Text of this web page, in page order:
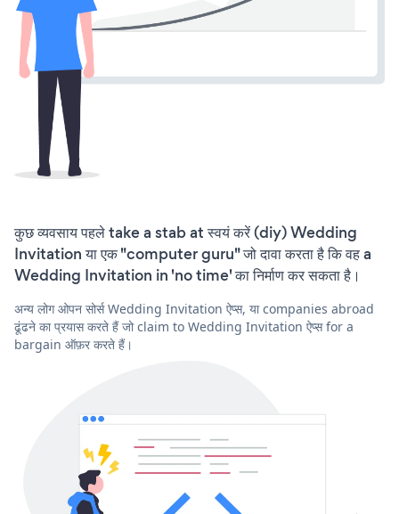
कुछ व्यवसाय पहले take a stab at स्वयं करें (diy) Wedding
Invitation या एक "computer guru" जो दावा करता है कि वह a
Wedding Invitation in 'no time' का निर्माण कर सकता है।
अन्य लोग ओपन सोर्स Wedding Invitation ऐप्स, या companies abroad
ढूंढने का प्रयास करते हैं जो claim to Wedding Invitation ऐप्स for a
bargain ऑफ़र करते हैं।